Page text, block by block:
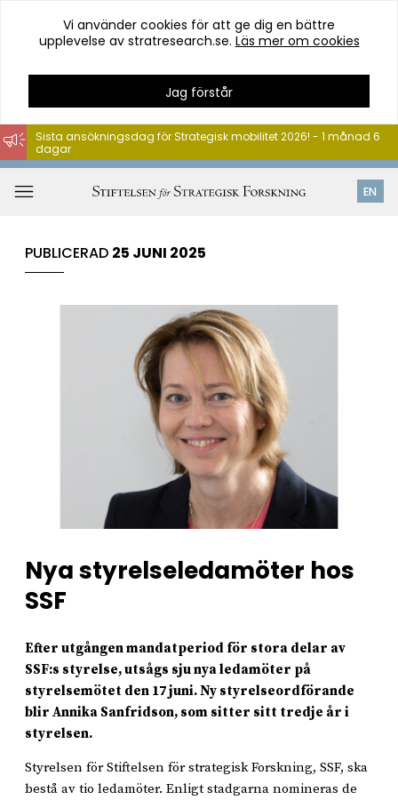
Hoppa
till
innehåll
Vi använder cookies för att ge dig en bättre
upplevelse av stratresearch.se. Läs mer om cookies
Jag förstår
EN
Sista ansökningsdag för Strategisk mobilitet 2026! - 1 månad 6
dagar
PUBLICERAD 25 JUNI 2025
Nya styrelseledamöter hos
SSF
Efter utgången mandatperiod för stora delar av
SSF:s styrelse, utsågs sju nya ledamöter på
styrelsemötet den 17 juni. Ny styrelseordförande
blir Annika Sanfridson, som sitter sitt tredje år i
styrelsen.
Styrelsen för Stiftelsen för strategisk Forskning, SSF, ska
bestå av tio ledamöter. Enligt stadgarna nomineras de